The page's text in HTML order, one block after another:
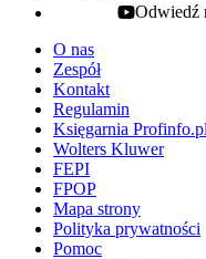
youtube -
Odwiedź
O nas
Zespół
Kontakt
Regulamin
Księgarnia Profinfo.pl
Wolters Kluwer
FEPI
FPOP
Mapa strony
Polityka prywatności
Pomoc